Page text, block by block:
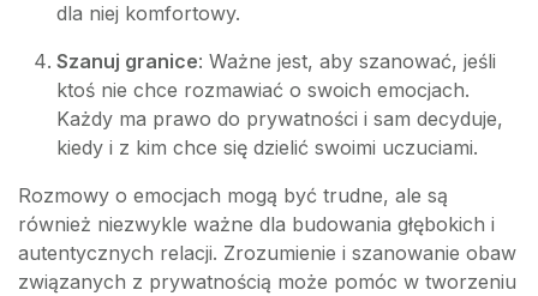
dla niej komfortowy.
Szanuj granice: Ważne jest, aby szanować, jeśli
ktoś nie chce rozmawiać o swoich emocjach.
Każdy ma prawo do prywatności i sam decyduje,
kiedy i z kim chce się dzielić swoimi uczuciami.
Rozmowy o emocjach mogą być trudne, ale są
również niezwykle ważne dla budowania głębokich i
autentycznych relacji. Zrozumienie i szanowanie obaw
związanych z prywatnością może pomóc w tworzeniu